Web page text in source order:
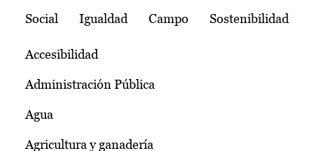
Social Igualdad Campo Sostenibilidad
Accesibilidad
Administración Pública
Agua
Agricultura y ganadería